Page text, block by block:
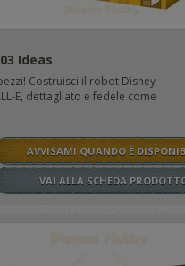
Ideas
Costruisci il robot Disney
E, dettagliato e fedele come
AVVISAMI QUANDO È
VAI ALLA SCHEDA